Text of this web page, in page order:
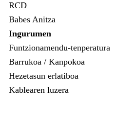
RCD
Babes Anitza
Ingurumen
Funtzionamendu-tenperatura
Barrukoa / Kanpokoa
Hezetasun erlatiboa
Kablearen luzera